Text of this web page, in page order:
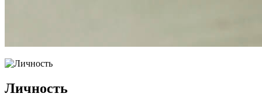
Личность